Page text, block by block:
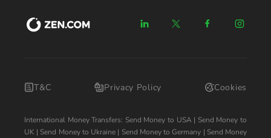
T&C Privacy Policy Cookies
International Money Transfers: Send Money to USA| Send Money to
UK | Send Money to Ukraine | Send Money to Germany | Send Money